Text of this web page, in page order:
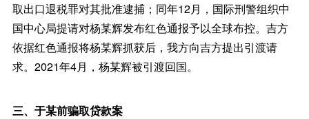
取出口退税罪对其批准逮捕；同年12月，国际刑警组织中
国中心局提请对杨某辉发布红色通报予以全球布控。吉方
依据红色通报将杨某辉抓获后，我方向吉方提出引渡请
求。2021年4月，杨某辉被引渡回国。
三、于某前骗取贷款案